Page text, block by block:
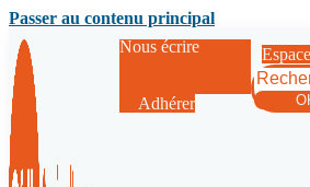
Passer au contenu principal
Nous écrire
Adhérer